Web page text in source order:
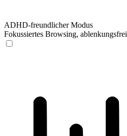
ADHD-freundlicher Modus
Fokussiertes Browsing, ablenkungsfrei